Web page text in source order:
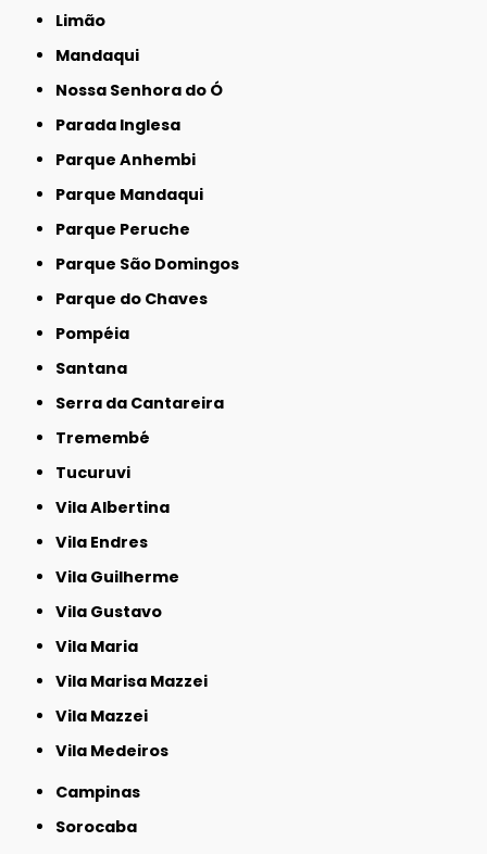
Limão
Mandaqui
Nossa Senhora do Ó
Parada Inglesa
Parque Anhembi
Parque Mandaqui
Parque Peruche
Parque São Domingos
Parque do Chaves
Pompéia
Santana
Serra da Cantareira
Tremembé
Tucuruvi
Vila Albertina
Vila Endres
Vila Guilherme
Vila Gustavo
Vila Maria
Vila Marisa Mazzei
Vila Mazzei
Vila Medeiros
Campinas
Sorocaba